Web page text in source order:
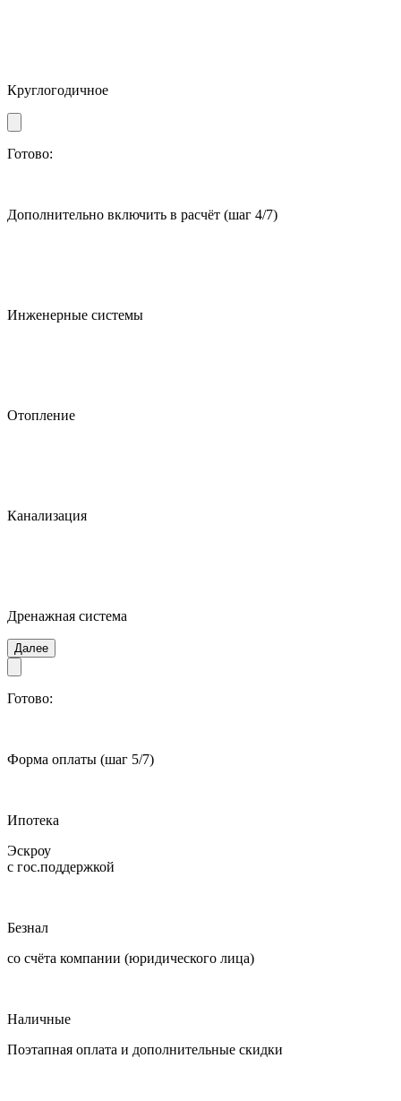
Круглогодичное
Готово:
Дополнительно включить в расчёт (шаг 4/7)
Инженерные системы
Отопление
Канализация
Дренажная система
Далее
Готово:
Форма оплаты (шаг 5/7)
Ипотека
Эскроу
с гос.поддержкой
Безнал
со счёта компании (юридического лица)
Наличные
Поэтапная оплата и дополнительные скидки